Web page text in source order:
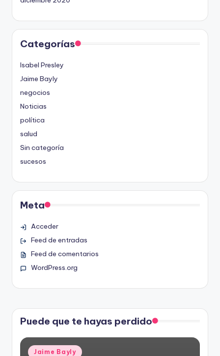
Categorías
Isabel Presley
Jaime Bayly
negocios
Noticias
política
salud
Sin categoría
sucesos
Meta
Acceder
Feed de entradas
Feed de comentarios
WordPress.org
Puede que te hayas perdido
Publicado
Jaime Bayly